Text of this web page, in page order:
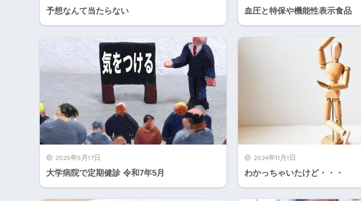
予想なんて当たらない 血圧と特保や機能性表示食品
2025年5月17日
大学病院で定期健診 令和7年5月
2024年11月1日
わかっちゃいたけど・・・